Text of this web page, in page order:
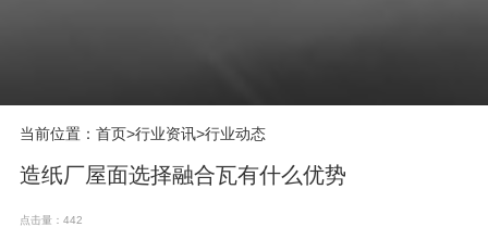
当前位置： 首页 >行业资讯>行业动态
造纸厂屋面选择融合瓦有什么优势
点击量：442